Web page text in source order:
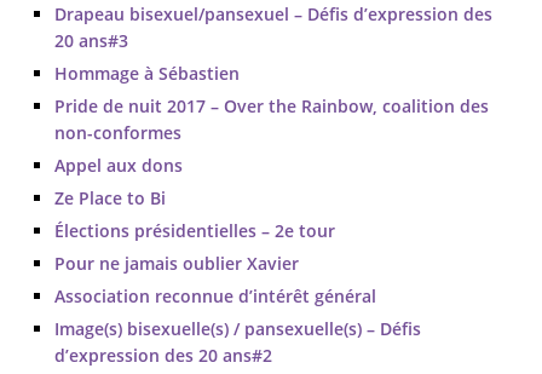
Drapeau bisexuel/pansexuel – Défis d’expression des
20 ans#3
Hommage à Sébastien
Pride de nuit 2017 – Over the Rainbow, coalition des
non-conformes
Appel aux dons
Ze Place to Bi
Élections présidentielles – 2e tour
Pour ne jamais oublier Xavier
Association reconnue d’intérêt général
Image(s) bisexuelle(s) / pansexuelle(s) – Défis
d’expression des 20 ans#2